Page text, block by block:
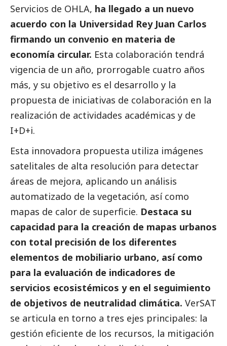
Servicios de OHLA, ha llegado a un nuevo
acuerdo con la Universidad Rey Juan Carlos
firmando un convenio en materia de
economía circular. Esta colaboración tendrá
vigencia de un año, prorrogable cuatro años
más, y su objetivo es el desarrollo y la
propuesta de iniciativas de colaboración en la
realización de actividades académicas y de
I+D+i.
Esta innovadora propuesta utiliza imágenes
satelitales de alta resolución para detectar
áreas de mejora, aplicando un análisis
automatizado de la vegetación, así como
mapas de calor de superficie. Destaca su
capacidad para la creación de mapas urbanos
con total precisión de los diferentes
elementos de mobiliario urbano, así como
para la evaluación de indicadores de
servicios ecosistémicos y en el seguimiento
de objetivos de neutralidad climática. VerSAT
se articula en torno a tres ejes principales: la
gestión eficiente de los recursos, la mitigación